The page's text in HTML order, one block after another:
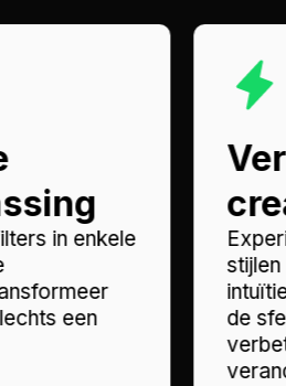
in enkele
een
de